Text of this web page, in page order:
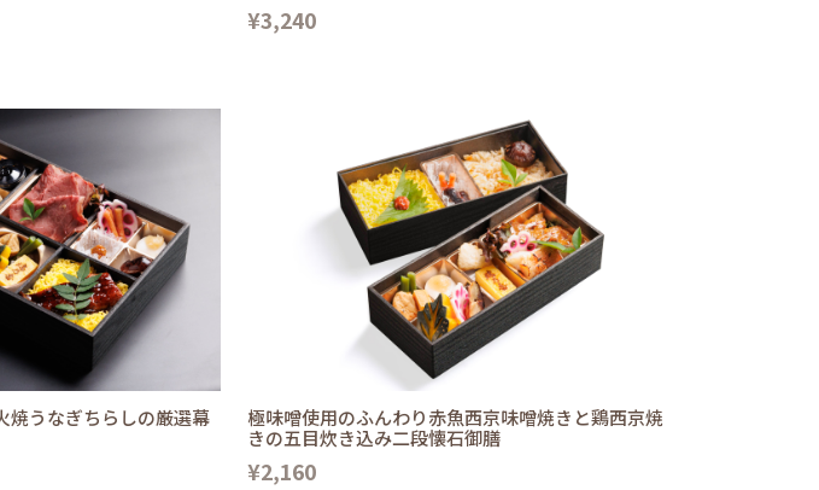
¥3,240
焼うなぎちらしの厳選幕
極味噌使用のふんわり赤魚西京味噌焼きと鶏西京焼
きの五目炊き込み二段懐石御膳
¥2,160